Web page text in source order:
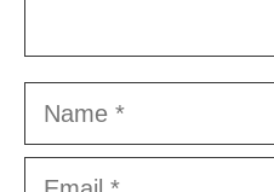
Name
Email